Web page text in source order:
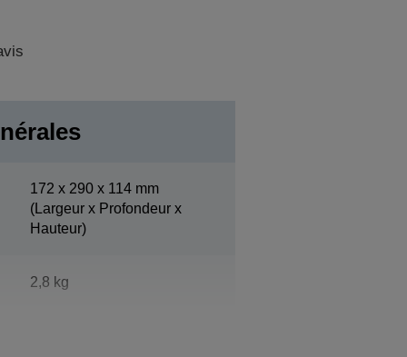
172‎ x 290 x 114 mm
(Largeur x Profondeur x
Hauteur)
2,8 kg